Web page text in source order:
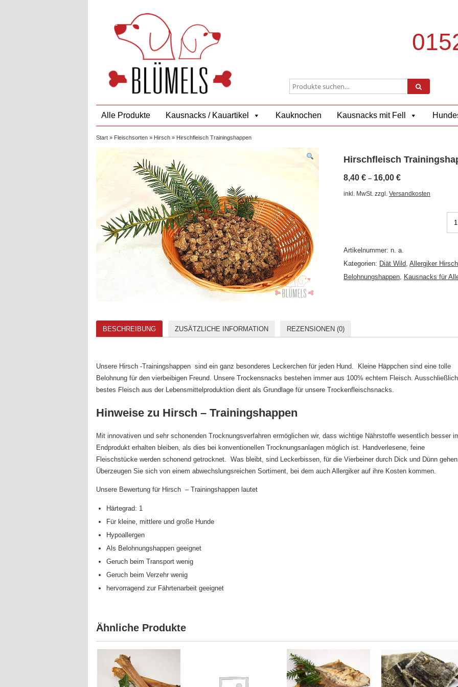
Alle Produkte Kausnacks / Kauartikel Kauknochen Kausnacks mit Fell
Start » Fleischsorten » Hirsch » Hirschfleisch Trainingshappen
Hirschfleisch
8,40 €– 16,00 €
inkl. MwSt. zzgl. Versandkosten
Artikelnummer: n. a.
Kategorien: Diät Wild, Allergiker Hirsch
Belohnungshappen, Kausnacks für
BESCHREIBUNG ZUSÄTZLICHE INFORMATION REZENSIONEN (0)
Unsere Hirsch -Trainingshappen sind ein ganz besonderes Leckerchen für jeden Hund. Kleine Häppchen sind eine tolle
Belohnung für den vierbeibigen Freund. Unsere Trockensnacks bestehen immer aus 100% echtem Fleisch. Ausschließlich
bestes Fleisch aus der Lebensmittelproduktion dient als Grundlage für unsere Trockenfleischsnacks.
Hinweise zu Hirsch – Trainingshappen
Mit innovativen und sehr schonenden Trocknungsverfahren ermöglichen wir, dass wichtige Nährstoffe wesentlich besser
Endprodukt erhalten bleiben, als dies bei konventionellen Trocknungsanlagen möglich ist. Handverlesene, feine
Fleischstücke werden schonend getrocknet. Was bleibt, sind Leckerbissen, für die Vierbeiner durch Dick und Dünn
Überzeugen Sie sich von einem abwechslungsreichen Sortiment, bei dem auch Allergiker auf ihre Kosten kommen.
Unsere Bewertung für Hirsch – Trainingshappen lautet
Härtegrad: 1
Für kleine, mittlere und große Hunde
Hypoallergen
Als Belohnungshappen geeignet
Geruch beim Transport wenig
Geruch beim Verzehr wenig
hervorragend zur Fährtenarbeit geeignet
Ähnliche Produkte